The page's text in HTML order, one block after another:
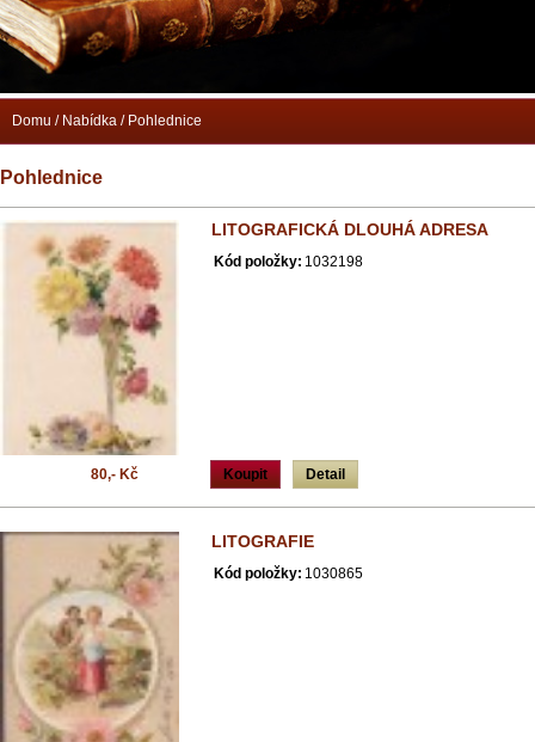
Pohlednice
LITOGRAFICKÁ DLOUHÁ ADRESA
Kód položky: 1032198
Koupit Detail
80,- Kč
LITOGRAFIE
Kód položky: 1030865
Domu / Nabídka / Pohlednice